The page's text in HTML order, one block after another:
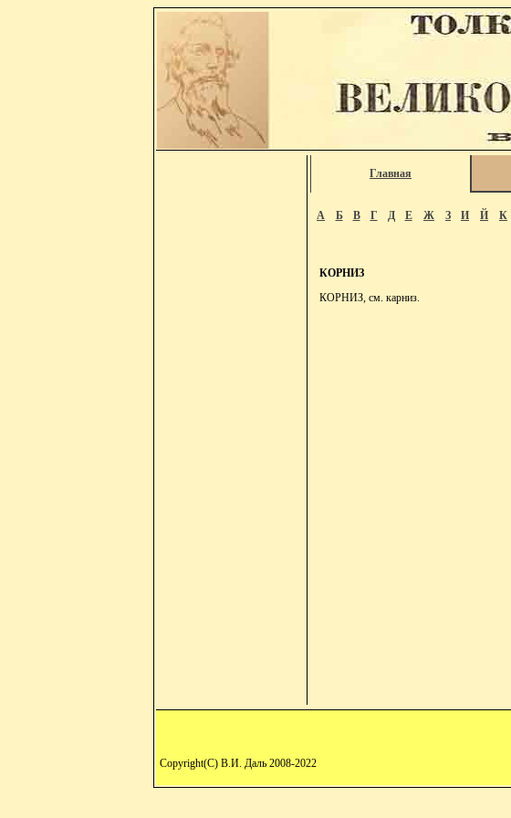
Главная
А Б В Г Д Е Ж З И Й К
КОРНИЗ
КОРНИЗ, см. карниз.
Copyright(C) В.И. Даль 2008-2022